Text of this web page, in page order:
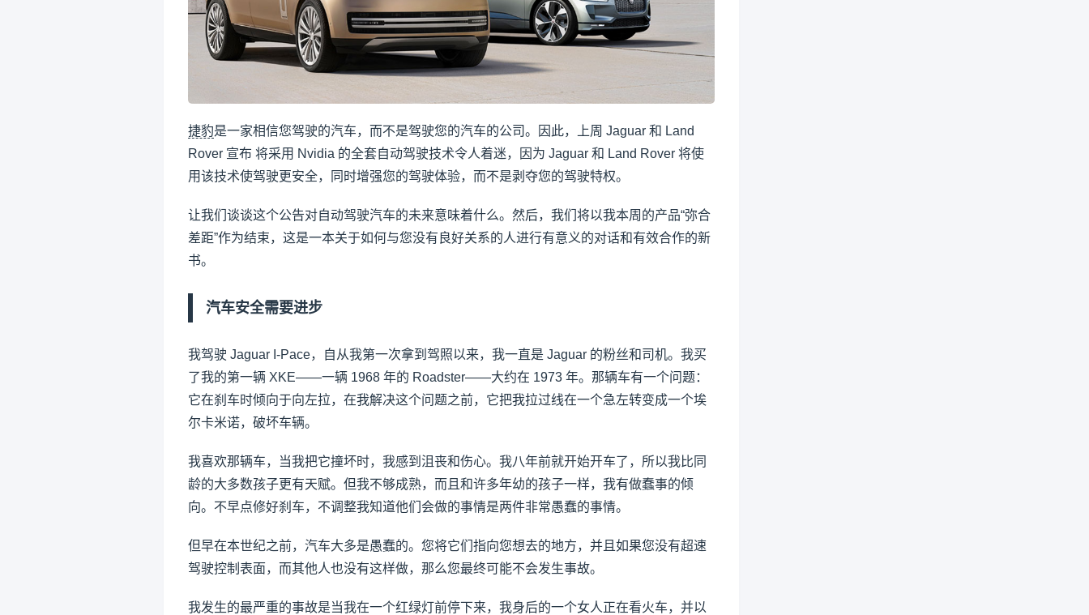
捷豹是一家相信您驾驶的汽车，而不是驾驶您的汽车的公司。因此，上周 Jaguar 和 Land
Rover 宣布 将采用 Nvidia 的全套自动驾驶技术令人着迷，因为 Jaguar 和 Land Rover 将使
用该技术使驾驶更安全，同时增强您的驾驶体验，而不是剥夺您的驾驶特权。
让我们谈谈这个公告对自动驾驶汽车的未来意味着什么。然后，我们将以我本周的产品“弥合
差距”作为结束，这是一本关于如何与您没有良好关系的人进行有意义的对话和有效合作的新
书。
汽车安全需要进步
我驾驶 Jaguar I-Pace，自从我第一次拿到驾照以来，我一直是 Jaguar 的粉丝和司机。我买
了我的第一辆 XKE——一辆 1968 年的 Roadster——大约在 1973 年。那辆车有一个问题：
它在刹车时倾向于向左拉，在我解决这个问题之前，它把我拉过线在一个急左转变成一个埃
尔卡米诺，破坏车辆。
我喜欢那辆车，当我把它撞坏时，我感到沮丧和伤心。我八年前就开始开车了，所以我比同
龄的大多数孩子更有天赋。但我不够成熟，而且和许多年幼的孩子一样，我有做蠢事的倾
向。不早点修好刹车，不调整我知道他们会做的事情是两件非常愚蠢的事情。
但早在本世纪之前，汽车大多是愚蠢的。您将它们指向您想去的地方，并且如果您没有超速
驾驶控制表面，而其他人也没有这样做，那么您最终可能不会发生事故。
我发生的最严重的事故是当我在一个红绿灯前停下来，我身后的一个女人正在看火车，并以